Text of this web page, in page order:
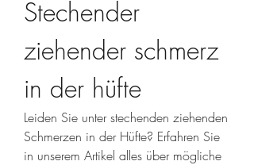
Stechender
ziehender schmerz
in der hüfte
Leiden Sie unter stechenden ziehenden
Schmerzen in der Hüfte? Erfahren Sie
in unserem Artikel alles über mögliche